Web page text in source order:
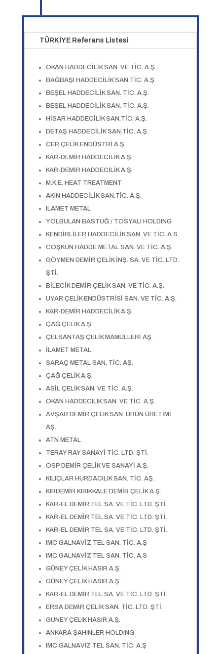
TÜRKİYE Referans Listesi
OKAN HADDECİLİK SAN. VE TİC. A.Ş.
BAĞBAŞI HADDECİLİK SAN.TİC. A.Ş.
BEŞEL HADDECİLİK SAN. TİC. A.Ş.
BEŞEL HADDECİLİK SAN. TİC. A.Ş.
HİSAR HADDECİLİK SAN.TİC. A.Ş.
DETAŞ HADDECİLİK SAN.TİC. A.Ş.
CER ÇELİK ENDÜSTRİ A.Ş.
KAR-DEMİR HADDECİLİK A.Ş.
KAR-DEMİR HADDECİLİK A.Ş.
M.K.E. HEAT TREATMENT
AKIN HADDECİLİK SAN.TİC. A.Ş.
ILAMET METAL
YOLBULAN BASTUĞ / TOSYALI HOLDING
KENDİRLİLER HADDECİLİK SAN. VE TİC. A.S.
COŞKUN HADDE METAL SAN. VE TİC. A.Ş.
GÖYMEN DEMİR ÇELİK İNŞ. SA. VE TİC. LTD.
ŞTİ.
BİLECİK DEMİR ÇELİK SAN. VE TİC. A.Ş.
UYAR ÇELİK ENDÜSTRİSİ SAN. VE TİC. A.Ş.
KAR-DEMİR HADDECİLİK A.Ş.
ÇAĞ ÇELİK A.Ş.
ÇELSANTAŞ ÇELİK MAMÜLLERİ AŞ.
İLAMET METAL
SARAÇ METAL SAN. TİC. AŞ.
ÇAĞ ÇELİK A.Ş.
ASİL ÇELİK SAN. VE TİC. A.Ş.
OKAN HADDECILIK SAN. VE TİC. A.Ş.
AVŞAR DEMİR ÇELIK SAN. ÜRÜN ÜRETİMİ
AŞ.
ATN METAL
TERAY RAY SANAYİ TİC. LTD. ŞTİ.
OSP DEMİR ÇELİK VE SANAYİ A.Ş.
KILIÇLAR HURDACILIK SAN. TİC. AŞ.
KIRDEMİR KIRIKKALE DEMİR ÇELİK A.Ş.
KAR-EL DEMİR TEL SA. VE TİC. LTD. ŞTİ.
KAR-EL DEMİR TEL SA. VE TİC. LTD. ŞTİ.
KAR-EL DEMİR TEL SA. VE TİC. LTD. ŞTİ.
IMC GALNAVİZ TEL SAN. TİC. A.Ş
IMC GALNAVİZ TEL SAN. TİC. A.S
GÜNEY ÇELİK HASIR A.Ş.
GÜNEY ÇELİK HASIR A.Ş.
KAR-EL DEMİR TEL SA. VE TİC. LTD. ŞTİ.
ERSA DEMİR ÇELİK SAN. TİC. LTD. ŞTİ.
GUNEY ÇELIK HASIR A.Ş.
ANKARA ŞAHINLER HOLDING
IMC GALNAVIZ TEL SAN. TİC. A.Ş